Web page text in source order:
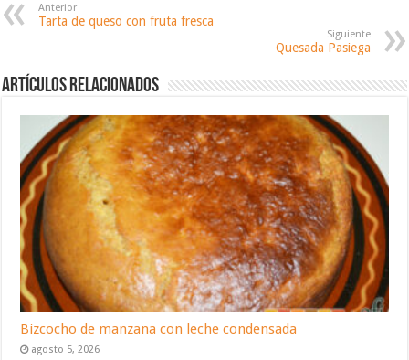
Anterior
Tarta de queso con fruta fresca
Siguiente
Quesada Pasiega
Artículos relacionados
Bizcocho de manzana con leche condensada
agosto 5, 2026